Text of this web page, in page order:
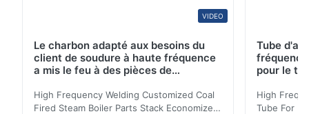
VIDEO
Le charbon adapté aux besoins du
client de soudure à haute fréquence
a mis le feu à des pièces de
bobine d'économiseur
High Frequency Welding Customized Coal
Fired Steam Boiler Parts Stack Economizer
Tube
pour le
High
Tube For